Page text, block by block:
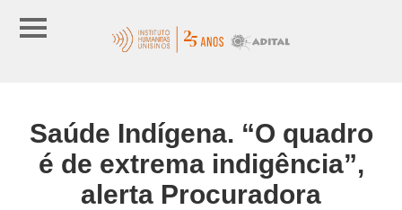
Saúde Indígena. “O quadro
é de extrema indigência”,
alerta Procuradora